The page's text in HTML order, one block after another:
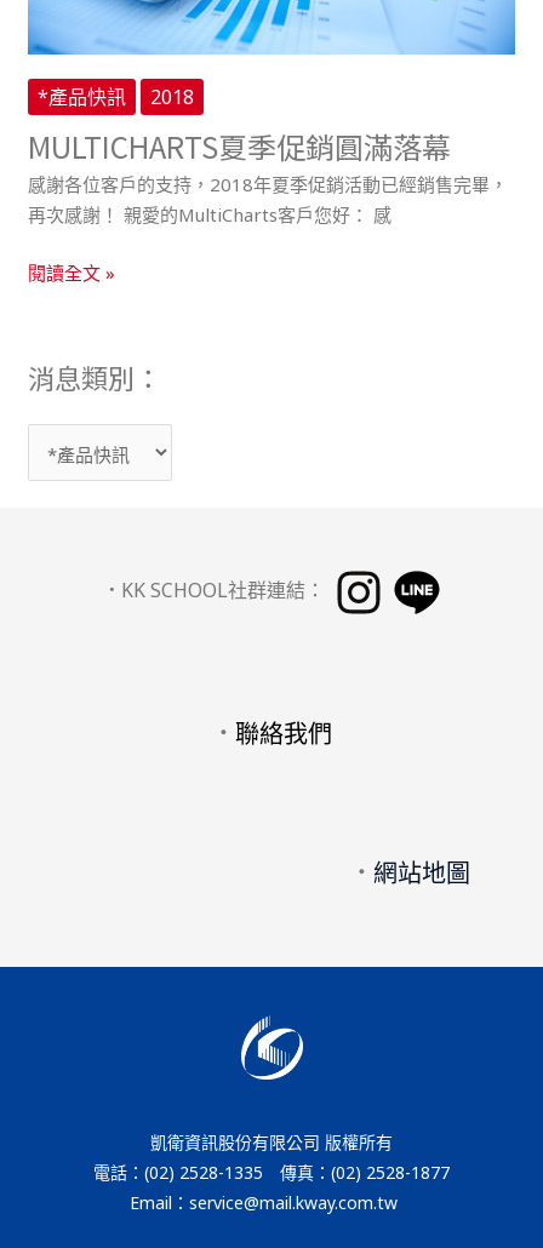
*產品快訊 2018
MULTICHARTS夏季促銷圓滿落幕
感謝各位客戶的支持，2018年夏季促銷活動已經銷售完畢，
再次感謝！ 親愛的MultiCharts客戶您好： 感
閱讀全文 »
消息類別：
分
類
． KK SCHOOL社群連結：
． 聯絡我們
． 網站地圖
凱衛資訊股份有限公司 版權所有
電話：(02) 2528-1335 傳真：(02) 2528-1877
Email：service@mail.kway.com.tw